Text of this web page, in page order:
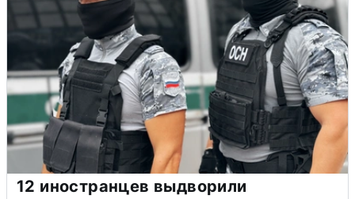
12 иностранцев выдворили